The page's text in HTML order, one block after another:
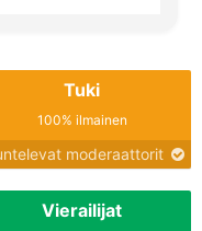
Tuki
100% ilmainen
moderaattorit
Vierailijat